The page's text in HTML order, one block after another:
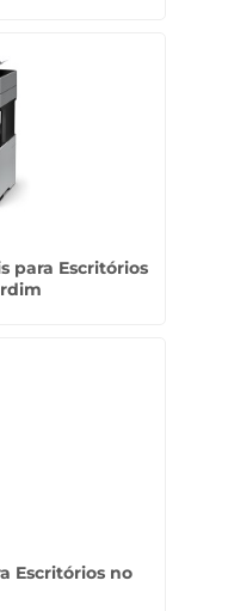
para Escritórios
Escritórios no